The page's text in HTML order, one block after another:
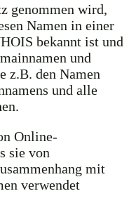
genommen wird,
Namen in einer
bekannt ist und
und
z.B. den Namen
und alle
Online-
sie von
mit
verwendet